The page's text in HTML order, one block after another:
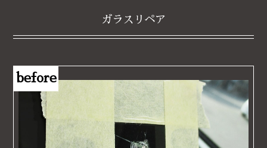
ガラスリペア
before